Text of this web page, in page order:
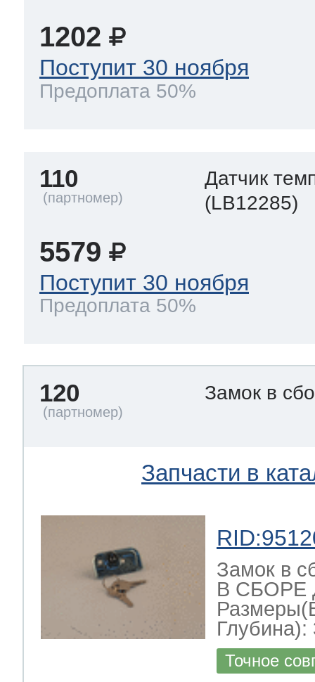
1202
Поступит 30 ноября
Предоплата 50%
110
Датчик
(LB12285)
5579
Поступит 30 ноября
Предоплата 50%
120 Замок в
Запчасти в
Замок в
В СБОРЕ
Глубина):
Точное